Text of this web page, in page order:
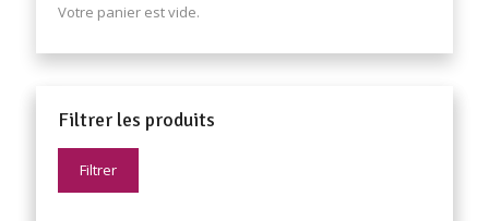
Votre panier est vide.
Filtrer les produits
Filtrer